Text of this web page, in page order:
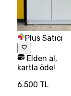
Plus Satıcı
Elden al,
kartla öde!
6.500 TL